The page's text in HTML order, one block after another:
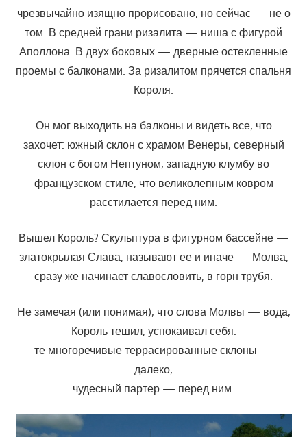
чрезвычайно изящно прорисовано, но сейчас — не о
том. В средней грани ризалита — ниша с фигурой
Аполлона. В двух боковых — дверные остекленные
проемы с балконами. За ризалитом прячется спальня
Короля.
Он мог выходить на балконы и видеть все, что
захочет: южный склон с храмом Венеры, северный
склон с богом Нептуном, западную клумбу во
французском стиле, что великолепным ковром
расстилается перед ним.
Вышел Король? Скульптура в фигурном бассейне —
златокрылая Слава, называют ее и иначе — Молва,
сразу же начинает славословить, в горн трубя.
Не замечая (или понимая), что слова Молвы — вода,
Король тешил, успокаивал себя:
те многоречивые террасированные склоны —
далеко,
чудесный партер — перед ним.